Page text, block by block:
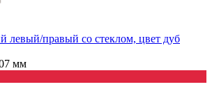
левый/правый со стеклом, цвет дуб
мм